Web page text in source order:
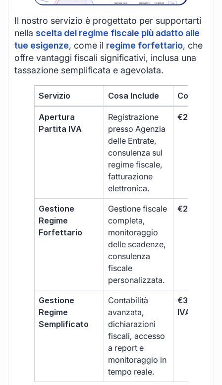
Il nostro servizio è progettato per supportarti
nella scelta del regime fiscale più adatto alle
tue esigenze, come il regime forfettario, che
offre vantaggi fiscali significativi, inclusa una
tassazione semplificata e agevolata.
Servizio Cosa Include Costo
Apertura
Partita IVA
Registrazione
presso Agenzia
delle Entrate,
consulenza sul
regime fiscale,
fatturazione
elettronica.
€264 +
Gestione
Regime
Forfettario
Gestione fiscale
completa,
monitoraggio
delle scadenze,
consulenza
fiscale
personalizzata.
€264 +
Gestione
Regime
Semplificato
Contabilità
avanzata,
dichiarazioni
fiscali, accesso
a report e
monitoraggio in
tempo reale.
€333 +
IVA/